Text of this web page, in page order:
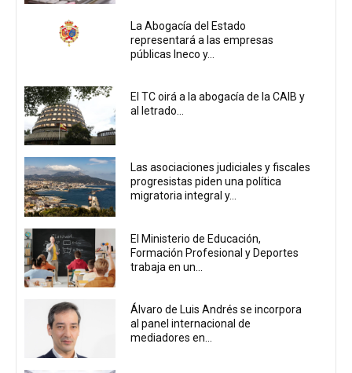
La Abogacía del Estado
representará a las empresas
públicas Ineco y...
El TC oirá a la abogacía de la CAIB y
al letrado...
Las asociaciones judiciales y fiscales
progresistas piden una política
migratoria integral y...
El Ministerio de Educación,
Formación Profesional y Deportes
trabaja en un...
Álvaro de Luis Andrés se incorpora
al panel internacional de
mediadores en...